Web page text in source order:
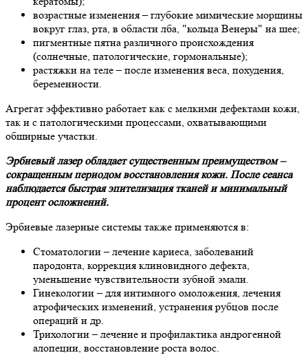
возрастные изменения – глубокие мимические морщины
вокруг глаз, рта, в области лба, "кольца Венеры" на шее;
пигментные пятна различного происхождения
(солнечные, патологические, гормональные);
растяжки на теле – после изменения веса, похудения,
беременности.
Агрегат эффективно работает как с мелкими дефектами кожи,
так и с патологическими процессами, охватывающими
обширные участки.
Эрбиевый лазер обладает существенным преимуществом –
сокращенным периодом восстановления кожи. После сеанса
наблюдается быстрая эпителизация тканей и минимальный
процент осложнений.
Эрбиевые лазерные системы также применяются в:
Стоматологии – лечение кариеса, заболеваний
пародонта, коррекция клиновидного дефекта,
уменьшение чувствительности зубной эмали.
Гинекологии – для интимного омоложения, лечения
атрофических изменений, устранения рубцов после
операций и др.
Трихологии – лечение и профилактика андрогенной
алопеции, восстановление роста волос.